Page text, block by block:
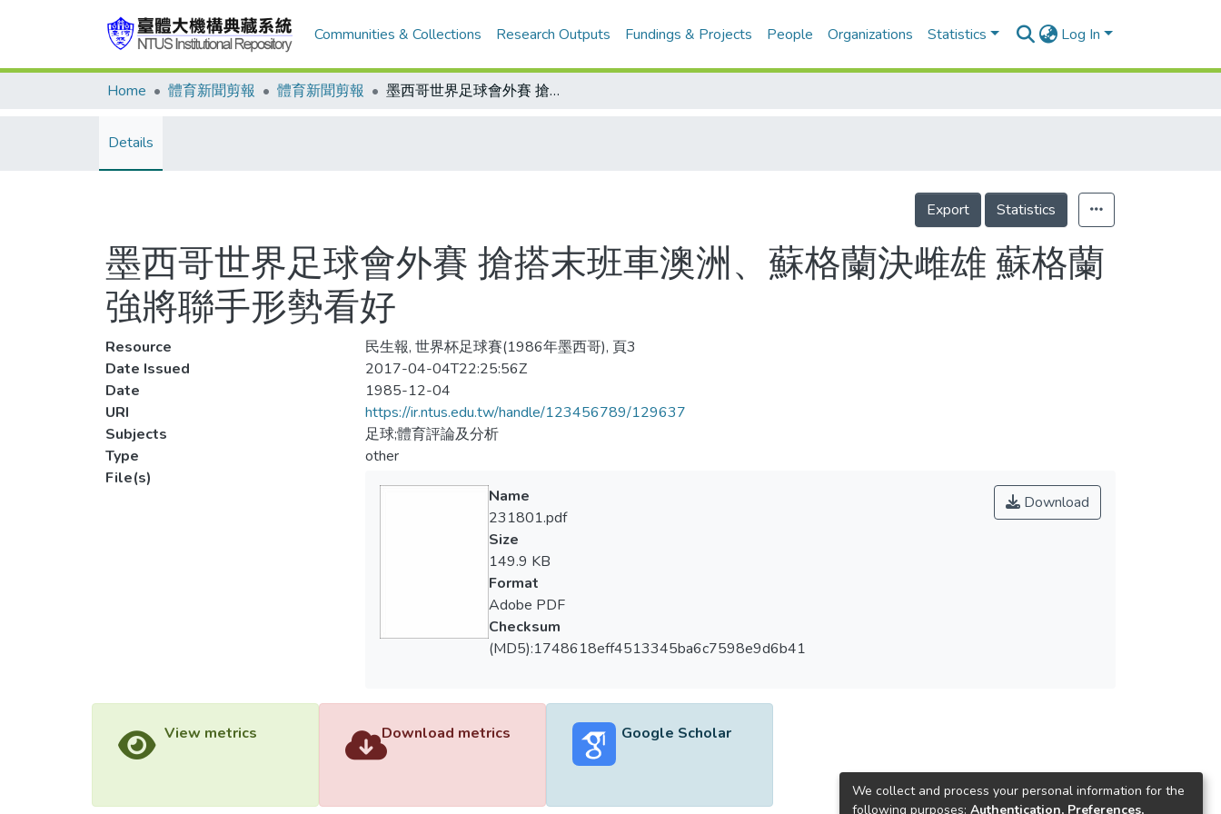
Communities & Collections Research Outputs Fundings & Projects People Organizations Statistics Log In
Home 體育新聞剪報 體育新聞剪報 墨西哥世界足球會外賽 搶搭末班車澳洲、蘇格蘭決雌雄 蘇格蘭強將聯手形勢看好
Details
Export Statistics
墨西哥世界足球會外賽 搶搭末班車澳洲、蘇格蘭決雌雄 蘇格蘭
強將聯手形勢看好
Resource
民生報, 世界杯足球賽(1986年墨西哥), 頁3
Date Issued
2017-04-04T22:25:56Z
Date
1985-12-04
URI
https://ir.ntus.edu.tw/handle/123456789/129637
Subjects
足球;體育評論及分析
Type
other
File(s)
Download
Name
231801.pdf
Size
149.9 KB
Format
Adobe PDF
Checksum
(MD5):1748618eff4513345ba6c7598e9d6b41
View metrics Download metrics Google Scholar
We collect and process your personal information for the
following purposes: Authentication, Preferences,